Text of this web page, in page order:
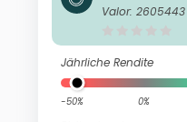
o I2 Acc
Valor: 2605443
Jährliche Rendite
-50% 0%